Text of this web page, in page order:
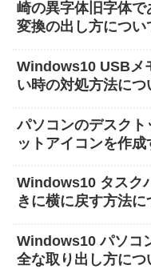
崎の異字体旧字体
変換の出し方につい
Windows10 USBメ
い時の対処方法につ
パソコンのデスク
ットアイコンを作
Windows10 タスク
きに横に戻す方法に
Windows10 パソコ
全な取り出し方につ